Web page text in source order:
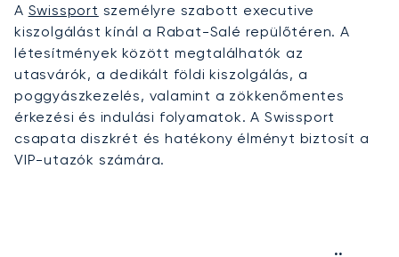
A Swissport személyre szabott executive
kiszolgálást kínál a Rabat-Salé repülőtéren. A
létesítmények között megtalálhatók az
utasvárók, a dedikált földi kiszolgálás, a
poggyászkezelés, valamint a zökkenőmentes
érkezési és indulási folyamatok. A Swissport
csapata diszkrét és hatékony élményt biztosít a
VIP-utazók számára.